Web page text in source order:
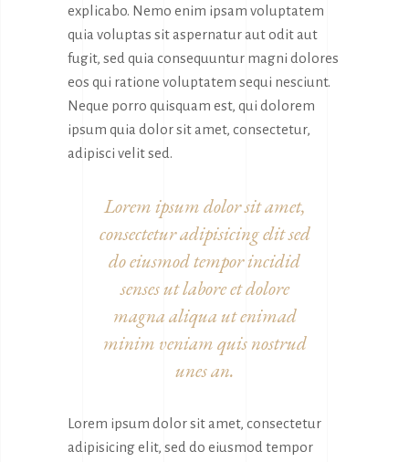
explicabo. Nemo enim ipsam voluptatem
quia voluptas sit aspernatur aut odit aut
fugit, sed quia consequuntur magni dolores
eos qui ratione voluptatem sequi nesciunt.
Neque porro quisquam est, qui dolorem
ipsum quia dolor sit amet, consectetur,
adipisci velit sed.
Lorem ipsum dolor sit amet,
consectetur adipisicing elit sed
do eiusmod tempor incidid
senses ut labore et dolore
magna aliqua ut enimad
minim veniam quis nostrud
unes an.
Lorem ipsum dolor sit amet, consectetur
adipisicing elit, sed do eiusmod tempor